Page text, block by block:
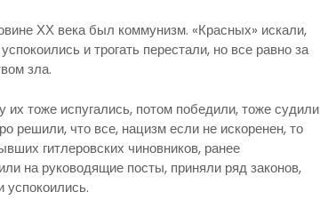
ХХ века был коммунизм. «Красных» искали,
и трогать перестали, но все равно за
зла.
тоже испугались, потом победили, тоже судили
решили, что все, нацизм если не искоренен, то
гитлеровских чиновников, ранее
на руководящие посты, приняли ряд законов,